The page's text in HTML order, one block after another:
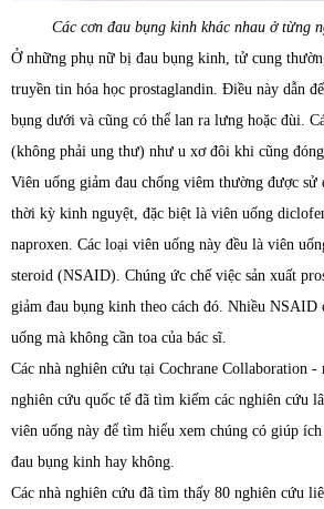
Các cơn đau bụng kinh khác nhau ở từng
Ở những phụ nữ bị đau bụng kinh, tử cung
truyền tin hóa học prostaglandin. Điều này dẫn
bụng dưới và cũng có thể lan ra lưng hoặc đùi.
(không phải ung thư) như u xơ đôi khi cũng
Viên uống giảm đau chống viêm thường được sử
thời kỳ kinh nguyệt, đặc biệt là viên uống
naproxen. Các loại viên uống này đều là viên
steroid (NSAID). Chúng ức chế việc sản xuất
giảm đau bụng kinh theo cách đó. Nhiều NSAID
uống mà không cần toa của bác sĩ.
Các nhà nghiên cứu tại Cochrane Collaboration
nghiên cứu quốc tế đã tìm kiếm các nghiên cứu
viên uống này để tìm hiểu xem chúng có giúp
đau bụng kinh hay không.
Các nhà nghiên cứu đã tìm thấy 80 nghiên cứu